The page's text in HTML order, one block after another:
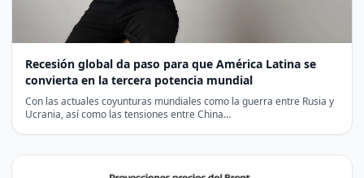
Recesión global da paso para que América Latina se
convierta en la tercera potencia mundial
Con las actuales coyunturas mundiales como la guerra entre Rusia y
Ucrania, así como las tensiones entre China…